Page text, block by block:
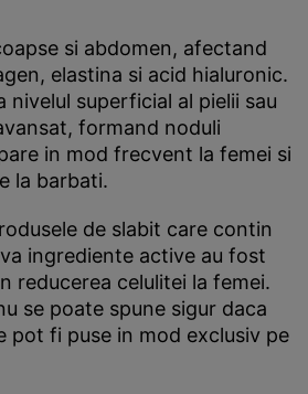
si abdomen, afectand
elastina si acid hialuronic.
nivelul superficial al pielii sau
formand noduli
in mod frecvent la femei si
la barbati.
de slabit care contin
ingrediente active au fost
reducerea celulitei la femei.
se poate spune sigur daca
pot fi puse in mod exclusiv pe